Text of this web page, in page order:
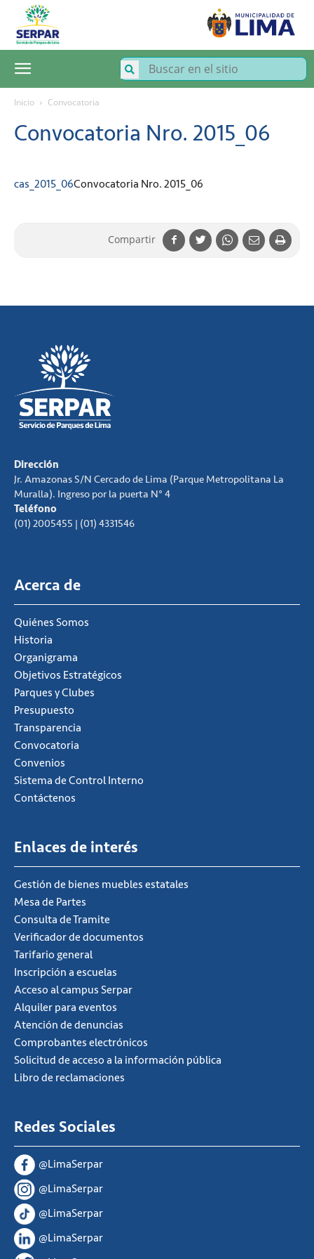
SERPAR
Servicio
de
Parques
Inicio Convocatoria
Convocatoria Nro. 2015_06
cas_2015_06Convocatoria Nro. 2015_06
Compartir
Dirección
Jr. Amazonas S/N Cercado de Lima (Parque Metropolitana La
Muralla). Ingreso por la puerta N° 4
Teléfono
(01) 2005455 | (01) 4331546
Acerca de
Quiénes Somos
Historia
Organigrama
Objetivos Estratégicos
Parques y Clubes
Presupuesto
Transparencia
Convocatoria
Convenios
Sistema de Control Interno
Contáctenos
Enlaces de interés
Gestión de bienes muebles estatales
Mesa de Partes
Consulta de Tramite
Verificador de documentos
Tarifario general
Inscripción a escuelas
Acceso al campus Serpar
Alquiler para eventos
Atención de denuncias
Comprobantes electrónicos
Solicitud de acceso a la información pública
Libro de reclamaciones
Redes Sociales
@LimaSerpar
@LimaSerpar
@LimaSerpar
@LimaSerpar